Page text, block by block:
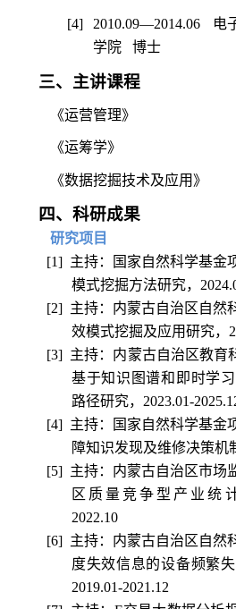
[4] 2010.09—2014.06 电
学院
博士
三、主讲课程
《运营管理》
《运筹学》
《数据挖掘技术及应用》
四、科研成果
研究项目
[1] 主持：国家自然科学基金
模式挖掘方法研究，
[2] 主持：内蒙古自治区自然
效模式挖掘及应用研究，
[3] 主持：内蒙古自治区教育
基于知识图谱和即时学
路径研究， 2023.01-
[4] 主持：国家自然科学基金
障知识发现及维修决策机
[5] 主持：内蒙古自治区市场
区质量竞争型产业统
2022.10
[6] 主持：内蒙古自治区自然
度失效信息的设备频繁
2019.01-2021.12